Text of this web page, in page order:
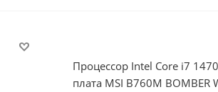
Процессор Intel Core i7
плата MSI B760M BOMBER